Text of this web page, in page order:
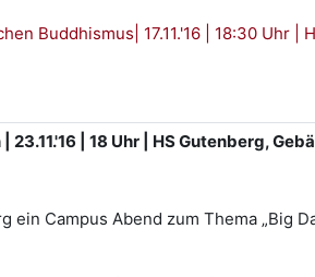
Buddhismus| 17.11.'16 | 18:30 Uhr |
| 18 Uhr | HS Gutenberg,
Campus Abend zum Thema „Big